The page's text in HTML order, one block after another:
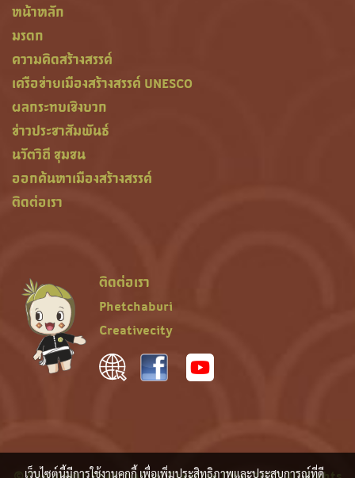
หน้าหลัก
มรดก
ความคิดสร้างสรรค์
เครือข่ายเมืองสร้างสรรค์ UNESCO
ผลกระทบเชิงบวก
ข่าวประชาสัมพันธ์
นวัตวิถี ชุมชน
ออกค้นหาเมืองสร้างสรรค์
ติดต่อเรา
ติดต่อเรา
Phetchaburi
Creativecity
เว็บไซต์นี้มีการใช้งานคุกกี้ เพื่อเพิ่มประสิทธิภาพและประสบการณ์ที่ดี